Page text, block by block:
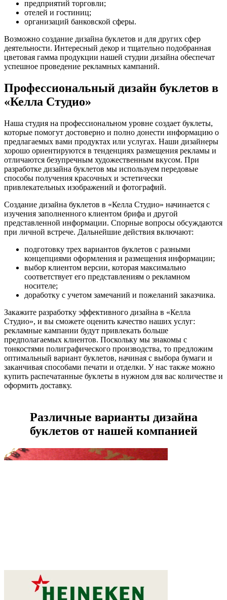
предприятий торговли;
отелей и гостиниц;
организаций банковской сферы.
Возможно создание дизайна буклетов и для других сфер
деятельности. Интересный декор и тщательно подобранная
цветовая гамма продукции нашей студии дизайна обеспечат
успешное проведение рекламных кампаний.
Профессиональный дизайн буклетов в
«Келла Студио»
Наша студия на профессиональном уровне создает буклеты,
которые помогут достоверно и полно донести информацию о
предлагаемых вами продуктах или услугах. Наши дизайнеры
хорошо ориентируются в тенденциях размещения рекламы и
отличаются безупречным художественным вкусом. При
разработке дизайна буклетов мы используем передовые
способы получения красочных и эстетически
привлекательных изображений и фотографий.
Создание дизайна буклетов в «Келла Студио» начинается с
изучения заполненного клиентом брифа и другой
представленной информации. Спорные вопросы обсуждаются
при личной встрече. Дальнейшие действия включают:
подготовку трех вариантов буклетов с разными
концепциями оформления и размещения информации;
выбор клиентом версии, которая максимально
соответствует его представлениям о рекламном
носителе;
доработку с учетом замечаний и пожеланий заказчика.
Закажите разработку эффективного дизайна в «Келла
Студио», и вы сможете оценить качество наших услуг:
рекламные кампании будут привлекать больше
предполагаемых клиентов. Поскольку мы знакомы с
тонкостями полиграфического производства, то предложим
оптимальный вариант буклетов, начиная с выбора бумаги и
заканчивая способами печати и отделки. У нас также можно
купить распечатанные буклеты в нужном для вас количестве и
оформить доставку.
Различные варианты дизайна
буклетов от нашей компанией